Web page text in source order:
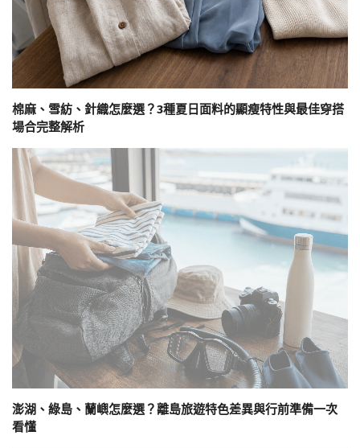
棉麻、雪紡、針織怎麼選？3種夏日面料的顯瘦特性與最佳穿搭
場合完整解析
澎湖、綠島、蘭嶼怎麼選？離島旅遊特色差異與行前準備一次
看懂